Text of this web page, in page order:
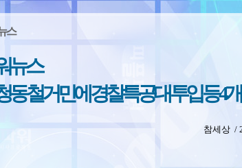
스
뉴스
동 철거민에 경찰특공대 투입 등 4
참세상 /